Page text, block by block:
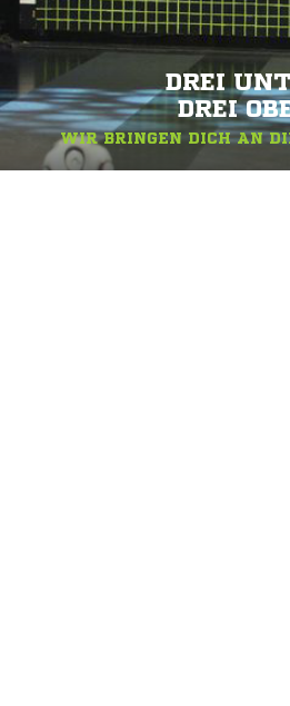
DREI
DREI
WIR BRINGEN DICH AN